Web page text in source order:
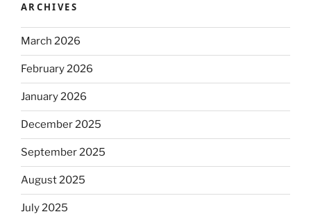
ARCHIVES
March 2026
February 2026
January 2026
December 2025
September 2025
August 2025
July 2025